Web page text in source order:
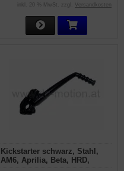
inkl. 20 % MwSt. zzgl. Versandkosten
Kickstarter schwarz, Stahl,
AM6, Aprilia, Beta, HRD,